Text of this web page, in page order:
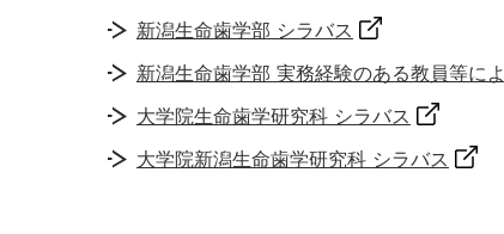
新潟生命歯学部 シラバス
新潟生命歯学部 実務経験のある教員等に
大学院生命歯学研究科 シラバス
大学院新潟生命歯学研究科 シラバス